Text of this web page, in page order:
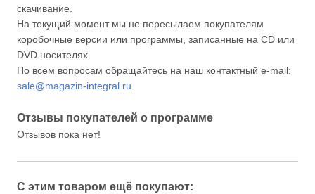
скачивание.
На текущий момент мы не пересылаем покупателям
коробочные версии или программы, записанные на CD или
DVD носителях.
По всем вопросам обращайтесь на наш контактный e-mail:
sale@magazin-integral.ru.
Отзывы покупателей о программе
Отзывов пока нет!
С этим товаром ещё покупают: